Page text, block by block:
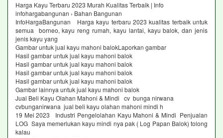
Harga Kayu Terbaru 2023 Murah Kualitas Terbaik | Info
infohargabangunan › Bahan Bangunan
InfoHargaBangunan Harga kayu terbaru 2023 kualitas terbaik untuk
semua borneo, kayu reng rumah, kayu lantai, kayu balok, dan jenis
jenis kayu yang
Gambar untuk jual kayu mahoni balokLaporkan gambar
Hasil gambar untuk jual kayu mahoni balok
Hasil gambar untuk jual kayu mahoni balok
Hasil gambar untuk jual kayu mahoni balok
Hasil gambar untuk jual kayu mahoni balok
Gambar lainnya untuk jual kayu mahoni balok
Jual Beli Kayu Olahan Mahoni & Mindi cv bunga nirwana
cvbunganirwana jual beli kayu olahan mahoni mindi h
19 Mei 2023 Industri Pengelolahan Kayu Mahoni & Mindi Penjualan
LOG Saya memerlukan kayu mindi nya pak ( Log Papan Balok) tolong
kalau